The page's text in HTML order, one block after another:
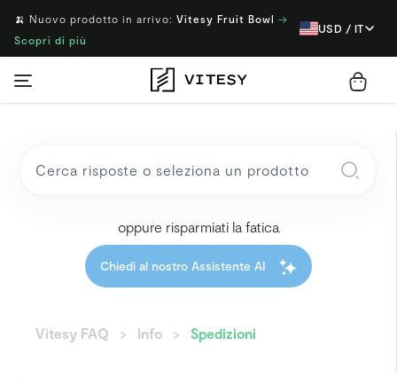
🍌 Nuovo prodotto in arrivo: Vitesy Fruit Bowl →
Scopri di più
USD / IT
oppure risparmiati la fatica
Chiedi al nostro Assistente AI
Vitesy FAQ Info Spedizioni